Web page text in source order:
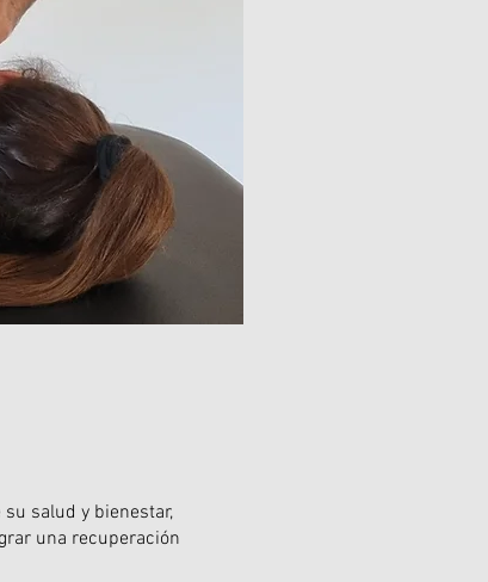
salud y bienestar,
una recuperación